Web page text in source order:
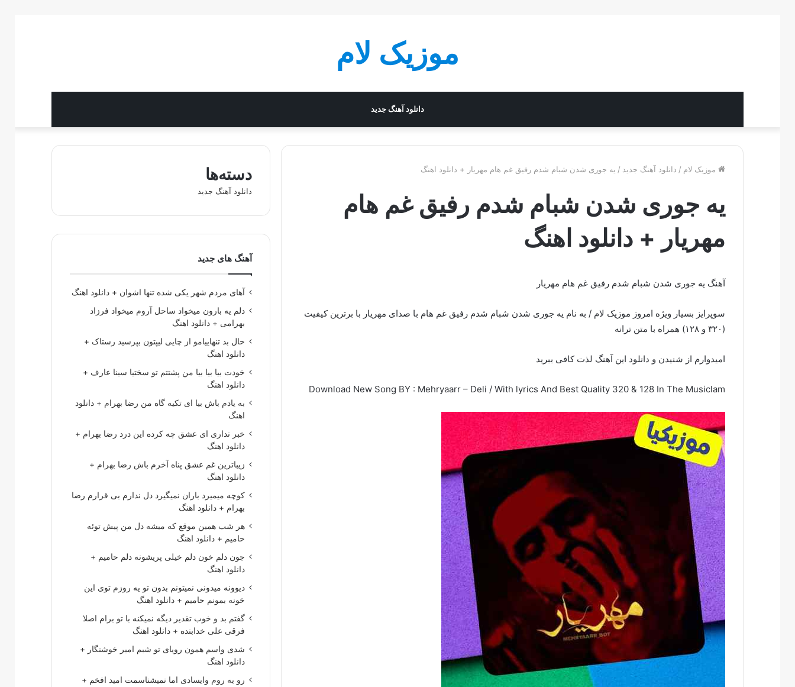
موزیک لام
دانلود آهنگ جدید
موزیک لام / دانلود آهنگ جدید / یه جوری شدن شبام شدم رفیق غم هام مهریار + دانلود اهنگ
یه جوری شدن شبام شدم رفیق غم هام
مهریار + دانلود اهنگ
آهنگ یه جوری شدن شبام شدم رفیق غم هام مهریار
سوپرایز بسیار ویژه امروز موزیک لام / به نام یه جوری شدن شبام شدم رفیق غم هام با صدای مهریار با برترین کیفیت
(۳۲۰ و ۱۲۸) همراه با متن ترانه
امیدوارم از شنیدن و دانلود این آهنگ لذت کافی ببرید
Download New Song BY : Mehryaarr – Deli / With lyrics And Best Quality 320 & 128 In The Musiclam
دسته‌ها
دانلود آهنگ جدید
آهنگ های جدید
آهای مردم شهر یکی شده تنها اشوان + دانلود اهنگ
دلم یه بارون میخواد ساحل آروم میخواد فرزاد
بهرامی + دانلود اهنگ
حال بد تنهاییامو از چایی لیپتون بپرسید رستاک +
دانلود اهنگ
خودت بیا بیا بیا من پشتتم تو سختیا سینا عارف +
دانلود اهنگ
به یادم باش بیا ای تکیه گاه من رضا بهرام + دانلود
اهنگ
خبر نداری ای عشق چه کرده این درد رضا بهرام +
دانلود اهنگ
زیباترین غم عشق پناه آخرم باش رضا بهرام +
دانلود اهنگ
کوچه میمیرد باران نمیگیرد دل ندارم بی قرارم رضا
بهرام + دانلود اهنگ
هر شب همین موقع که میشه دل من پیش توئه
حامیم + دانلود اهنگ
جون دلم خون دلم خیلی پریشونه دلم حامیم +
دانلود اهنگ
دیوونه میدونی نمیتونم بدون تو یه روزم توی این
خونه بمونم حامیم + دانلود اهنگ
گفتم بد و خوب تقدیر دیگه نمیکنه با تو برام اصلا
فرقی علی خدابنده + دانلود اهنگ
شدی واسم همون رویای تو شبم امیر خوشنگار +
دانلود اهنگ
رو به روم وایسادی اما نمیشناسمت امید افخم +